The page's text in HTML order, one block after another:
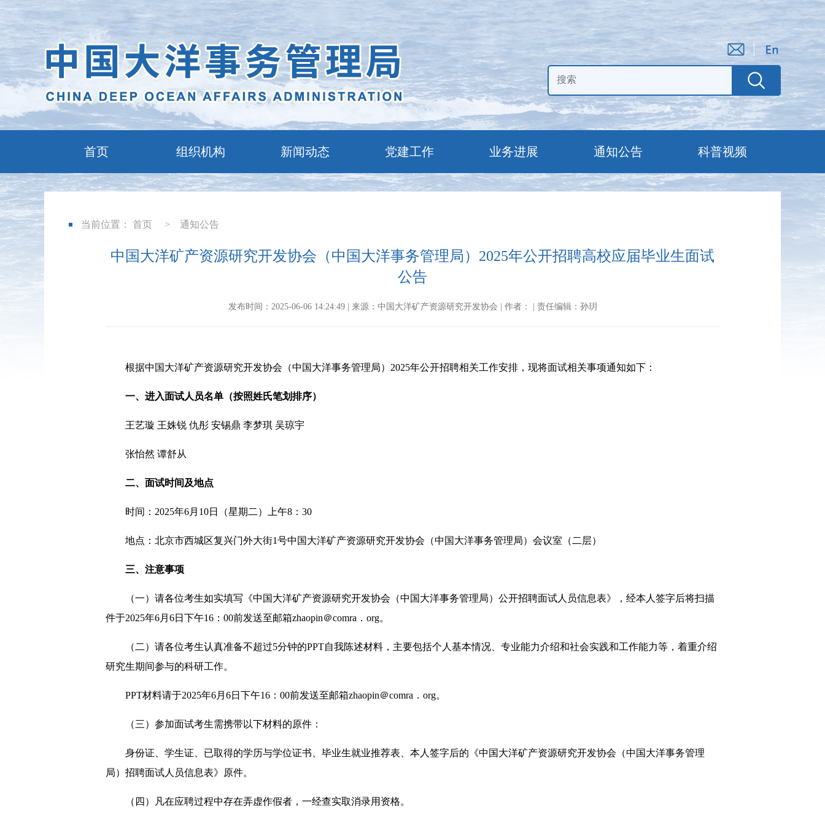
首页 组织机构 新闻动态 党建工作 业务进展 通知公告 科普视频
当前位置： 首页 > 通知公告
中国大洋矿产资源研究开发协会（中国大洋事务管理局）2025年公开招聘高校应届毕业生面试
公告
发布时间：2025-06-06 14:24:49 | 来源：中国大洋矿产资源研究开发协会 | 作者： | 责任编辑：孙玥
根据中国大洋矿产资源研究开发协会（中国大洋事务管理局）2025年公开招聘相关工作安排，现将面试相关事项通知如下：
一、进入面试人员名单（按照姓氏笔划排序）
王艺璇 王姝锐 仇彤 安锡鼎 李梦琪 吴琼宇
张怡然 谭舒从
二、面试时间及地点
时间：2025年6月10日（星期二）上午8：30
地点：北京市西城区复兴门外大街1号中国大洋矿产资源研究开发协会（中国大洋事务管理局）会议室（二层）
三、注意事项
（一）请各位考生如实填写《中国大洋矿产资源研究开发协会（中国大洋事务管理局）公开招聘面试人员信息表》，经本人签字后将扫描
件于2025年6月6日下午16：00前发送至邮箱zhaopin＠comra．org。
（二）请各位考生认真准备不超过5分钟的PPT自我陈述材料，主要包括个人基本情况、专业能力介绍和社会实践和工作能力等，着重介绍
研究生期间参与的科研工作。
PPT材料请于2025年6月6日下午16：00前发送至邮箱zhaopin＠comra．org。
（三）参加面试考生需携带以下材料的原件：
身份证、学生证、已取得的学历与学位证书、毕业生就业推荐表、本人签字后的《中国大洋矿产资源研究开发协会（中国大洋事务管理
局）招聘面试人员信息表》原件。
（四）凡在应聘过程中存在弄虚作假者，一经查实取消录用资格。